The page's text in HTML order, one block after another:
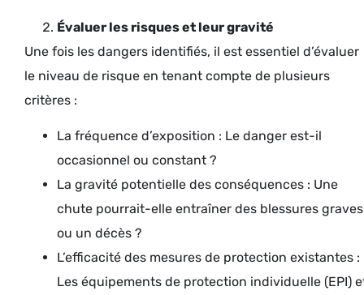
Évaluer les risques et leur gravité
Une fois les dangers identifiés, il est essentiel d’évaluer
le niveau de risque en tenant compte de plusieurs
critères :
La fréquence d’exposition : Le danger est-il
occasionnel ou constant ?
La gravité potentielle des conséquences : Une
chute pourrait-elle entraîner des blessures graves
ou un décès ?
L’efficacité des mesures de protection existantes :
Les équipements de protection individuelle (EPI)